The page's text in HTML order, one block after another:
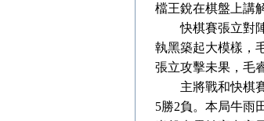
檔王銳在棋盤上講
快棋賽張立對陣
執黑築起大模樣，
張立攻擊未果，毛
主將戰和快棋賽
5勝2負。本局牛雨